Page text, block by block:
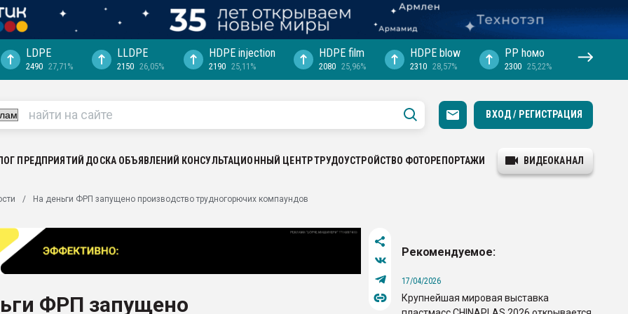
выходит на
рынке
LDPE
2490 27,71%
LLDPE
2150 26,05%
HDPE injection
2190 25,11%
HDPE film
2080 25,96%
HDPE blow
2310 28,57%
PP hомо
2300 25,22%
ВХОД / РЕГИСТРАЦИЯ
ПРЕДПРИЯТИЙ ДОСКА ОБЪЯВЛЕНИЙ КОНСУЛЬТАЦИОННЫЙ ЦЕНТРТРУДОУСТРОЙСТВО ФОТОРЕПОРТАЖИ ВИДЕОКАНАЛ
На деньги ФРП запущено производство трудногорючих компаундов
ФРП запущено
Рекомендуемое:
17/04/2026
Крупнейшая мировая выставка